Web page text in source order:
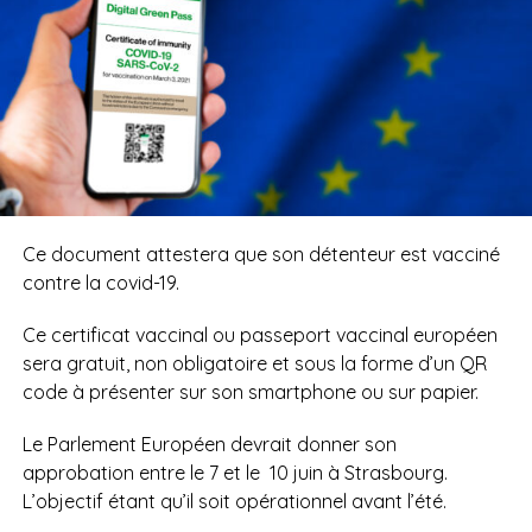
Ce document attestera que son détenteur est vacciné
contre la covid-19.
Ce certificat vaccinal ou passeport vaccinal européen
sera gratuit, non obligatoire et sous la forme d’un QR
code à présenter sur son smartphone ou sur papier.
Le Parlement Européen devrait donner son
approbation entre le 7 et le 10 juin à Strasbourg.
L’objectif étant qu’il soit opérationnel avant l’été.